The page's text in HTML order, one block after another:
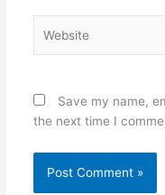
Save my name,
the next time I